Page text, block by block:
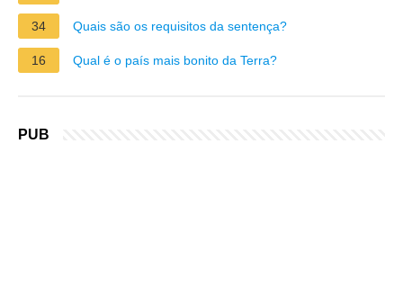
34 Quais são os requisitos da sentença?
16 Qual é o país mais bonito da Terra?
PUB